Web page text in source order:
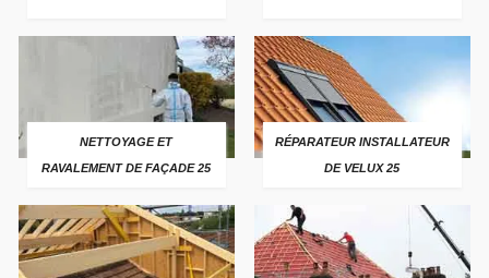
NETTOYAGE ET
RAVALEMENT DE FAÇADE 25
RÉPARATEUR INSTALLATEUR
DE VELUX 25